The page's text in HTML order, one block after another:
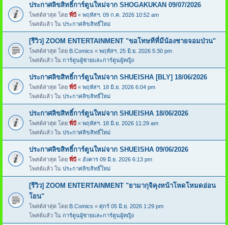
ประกาศลิขสิทธิ์การ์ตูนใหม่จาก SHOGAKUKAN 09/07/2026
โพสต์ล่าสุด โดย พี่บี « พฤหัสฯ. 09 ก.ค. 2026 10:52 am
โพสต์แล้ว ใน ประกาศลิขสิทธิ์ใหม่
[รีวิว] ZOOM ENTERTAINMENT "ขอโทษทีที่มีน้องชายจอมป่วน"
โพสต์ล่าสุด โดย B.Comics « พฤหัสฯ. 25 มิ.ย. 2026 5:30 pm
โพสต์แล้ว ใน การ์ตูนผู้ชายและการ์ตูนผู้หญิง
ประกาศลิขสิทธิ์การ์ตูนใหม่จาก SHUEISHA [BLY] 18/06/2026
โพสต์ล่าสุด โดย พี่บี « พฤหัสฯ. 18 มิ.ย. 2026 6:04 pm
โพสต์แล้ว ใน ประกาศลิขสิทธิ์ใหม่
ประกาศลิขสิทธิ์การ์ตูนใหม่จาก SHUEISHA 18/06/2026
โพสต์ล่าสุด โดย พี่บี « พฤหัสฯ. 18 มิ.ย. 2026 11:29 am
โพสต์แล้ว ใน ประกาศลิขสิทธิ์ใหม่
ประกาศลิขสิทธิ์การ์ตูนใหม่จาก SHUEISHA 09/06/2026
โพสต์ล่าสุด โดย พี่บี « อังคาร 09 มิ.ย. 2026 6:13 pm
โพสต์แล้ว ใน ประกาศลิขสิทธิ์ใหม่
[รีวิว] ZOOM ENTERTAINMENT "ยามากุจิคุงหน้าโหดโหมดอ่อน
โยน"
โพสต์ล่าสุด โดย B.Comics « ศุกร์ 05 มิ.ย. 2026 1:29 pm
โพสต์แล้ว ใน การ์ตูนผู้ชายและการ์ตูนผู้หญิง